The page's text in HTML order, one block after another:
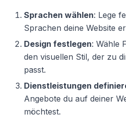
Sprachen wählen: Lege
Sprachen deine Website
Design festlegen: Wähle
den visuellen Stil, der zu
passt.
Dienstleistungen
Angebote du auf deiner
möchtest.